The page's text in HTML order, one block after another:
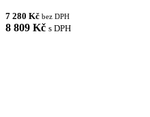
7 280 Kč bez DPH
8 809 Kč s DPH